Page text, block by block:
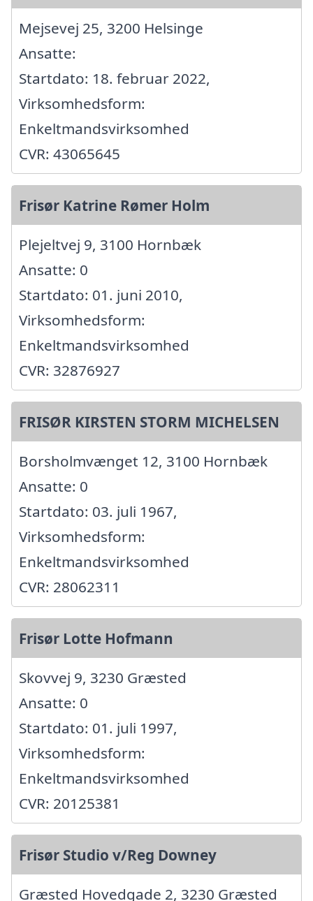
Mejsevej 25, 3200 Helsinge
Ansatte:
Startdato: 18. februar 2022,
Virksomhedsform:
Enkeltmandsvirksomhed
CVR: 43065645
Frisør Katrine Rømer Holm
Plejeltvej 9, 3100 Hornbæk
Ansatte: 0
Startdato: 01. juni 2010,
Virksomhedsform:
Enkeltmandsvirksomhed
CVR: 32876927
FRISØR KIRSTEN STORM MICHELSEN
Borsholmvænget 12, 3100 Hornbæk
Ansatte: 0
Startdato: 03. juli 1967,
Virksomhedsform:
Enkeltmandsvirksomhed
CVR: 28062311
Frisør Lotte Hofmann
Skovvej 9, 3230 Græsted
Ansatte: 0
Startdato: 01. juli 1997,
Virksomhedsform:
Enkeltmandsvirksomhed
CVR: 20125381
Frisør Studio v/Reg Downey
Græsted Hovedgade 2, 3230 Græsted